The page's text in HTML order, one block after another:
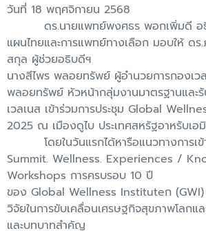
วันที่ 18 พฤศจิกายน 2568
ดร.นายแพทย์พงศธร พอกเพิ่มดี อธิ
แผนไทยและการแพทย์ทางเลือก มอบให้
สกุล ผู้ช่วยอธิบดีฯ
นางสีไพร พลอยทรัพย์ ผู้อำนวยการกองเว
พลอยทรัพย์ หัวหน้ากลุ่มงานมาตรฐานแล
เวลเนส เข้าร่วมการประชุม Global
2025 ณ เมืองดูไบ ประเทศสหรัฐอาหรับเอ
โดยในวันแรกได้หารือแนวทางการเข้
Summit. Wellness. Experiences /
Workshops การครบรอบ 10 ปี
ของ Global Wellness Instituteก (GWI)
วิจัยในการขับเคลื่อนเศรษฐกิจสุขภาพโลกแ
และบทบาทสำคัญ